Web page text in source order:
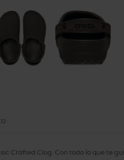
Crafted Clog. Con todo lo que te